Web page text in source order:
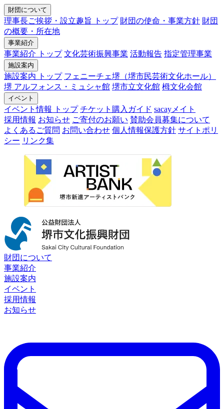
財団について
理事長ご挨拶・設立趣旨 トップ 財団の使命・事業方針 財団
の概要・所在地
事業紹介
事業紹介 トップ 文化芸術振興事業 活動報告 指定管理事業
施設案内
施設案内 トップ フェニーチェ堺（堺市民芸術文化ホール）
堺 アルフォンス・ミュシャ館 堺市立文化館 栂文化会館
イベント
イベント情報 トップ チケット購入ガイド sacayメイト
採用情報 お知らせ ご寄付のお願い 賛助会員募集について
よくあるご質問 お問い合わせ 個人情報保護方針 サイトポリ
シー リンク集
財団について
事業紹介
施設案内
イベント
採用情報
お知らせ